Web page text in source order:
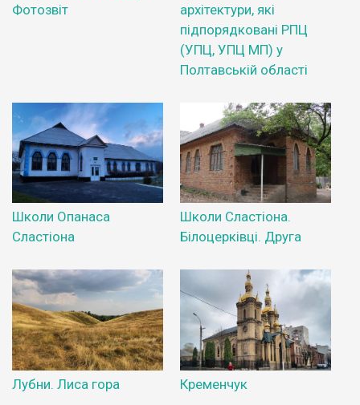
Фотозвіт
архітектури, які
підпорядковані РПЦ
(УПЦ, УПЦ МП) у
Полтавській області
Школи Опанаса
Сластіона
Школи Сластіона.
Білоцерківці. Друга
Лубни. Лиса гора Кременчук